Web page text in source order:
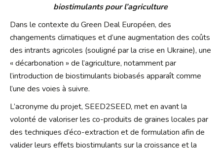
biostimulants pour l’agriculture
Dans le contexte du Green Deal Européen, des
changements climatiques et d’une augmentation des coûts
des intrants agricoles (souligné par la crise en Ukraine), une
« décarbonation » de l’agriculture, notamment par
l’introduction de biostimulants biobasés apparaît comme
l’une des voies à suivre.
L’acronyme du projet, SEED2SEED, met en avant la
volonté de valoriser les co-produits de graines locales par
des techniques d’éco-extraction et de formulation afin de
valider leurs effets biostimulants sur la croissance et la